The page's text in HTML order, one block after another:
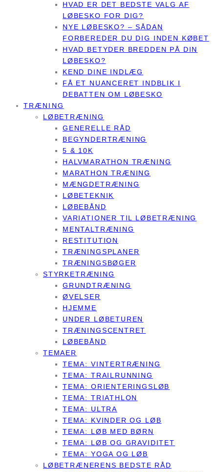
HVAD ER DET BEDSTE VALG AF
LØBESKO FOR DIG?
NYE LØBESKO? – SÅDAN
FORBEREDER DU DIG INDEN KØBET
HVAD BETYDER BREDDEN PÅ DIN
LØBESKO?
KEND DINE INDLÆG
FÅ ET NUANCERET INDBLIK I
DEBATTEN OM LØBESKO
TRÆNING
LØBETRÆNING
GENERELLE RÅD
BEGYNDERTRÆNING
5 & 10K
HALVMARATHON TRÆNING
MARATHON TRÆNING
MÆNGDETRÆNING
LØBETEKNIK
LØBEBÅND
VARIATIONER TIL LØBETRÆNING
MENTALTRÆNING
RESTITUTION
TRÆNINGSPLANER
TRÆNINGSBØGER
STYRKETRÆNING
GRUNDTRÆNING
ØVELSER
HJEMME
UNDER LØBETUREN
TRÆNINGSCENTRET
LØBEBÅND
TEMAER
TEMA: VINTERTRÆNING
TEMA: TRAILRUNNING
TEMA: ORIENTERINGSLØB
TEMA: TRIATHLON
TEMA: ULTRA
TEMA: KVINDER OG LØB
TEMA: LØB MED BØRN
TEMA: LØB OG GRAVIDITET
TEMA: YOGA OG LØB
LØBETRÆNERENS BEDSTE RÅD